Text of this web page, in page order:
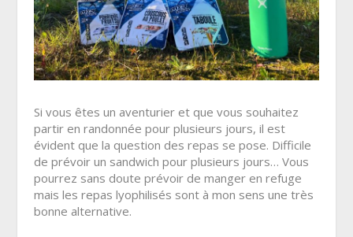
Si vous êtes un aventurier et que vous souhaitez
partir en randonnée pour plusieurs jours, il est
évident que la question des repas se pose. Difficile
de prévoir un sandwich pour plusieurs jours… Vous
pourrez sans doute prévoir de manger en refuge
mais les repas lyophilisés sont à mon sens une très
bonne alternative.